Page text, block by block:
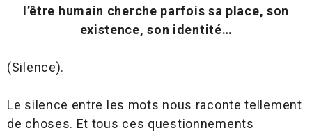
l’être humain cherche parfois sa place, son
existence, son identité…
(Silence).
Le silence entre les mots nous raconte tellement
de choses. Et tous ces questionnements